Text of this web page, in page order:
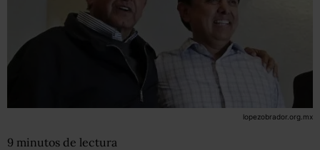
lopezobrador.org.mx
9 minutos de lectura